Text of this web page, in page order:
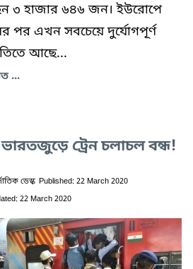
৩ হাজার ৬৪৬ জন। ইউরোপে
পর এখন সবচেয়ে দুর্যোগপূর্ণ
আছে...
...
ভারতজুড়ে ট্রেন চলাচল বন্ধ!
ডেস্ক Published: 22 March 2020
22 March 2020